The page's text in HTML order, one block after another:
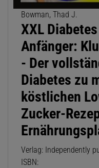
Bowman, Thad J.
XXL
Anfänger:
- Der
Diabetes zu
köstlichen
Zucker-
Verlag: Independently
ISBN: